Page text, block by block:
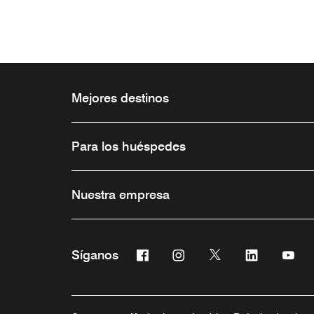
Mejores destinos
Para los huéspedes
Nuestra empresa
Síganos Facebook
Abre una ventana nueva
Instagram
Abre una ventana nueva
Twitter
Abre una ventana
Linkedin
Abre unaAbre